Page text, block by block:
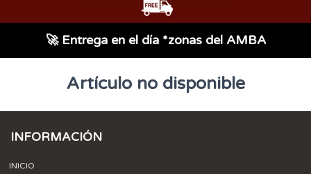
🚀 Entrega en el día *zonas del AMBA
Artículo no disponible
INFORMACIÓN
INICIO